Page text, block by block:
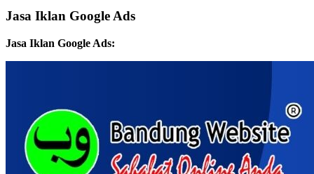
Jasa Iklan Google Ads
Jasa Iklan Google Ads: